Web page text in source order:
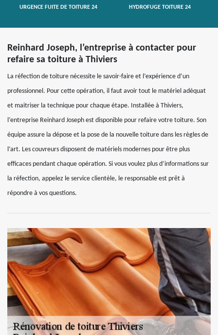
URGENCE FUITE DE TOITURE 24 HYDROFUGE TOITURE 24
Reinhard Joseph, l’entreprise à contacter pour
refaire sa toiture à Thiviers
La réfection de toiture nécessite le savoir-faire et l’expérience d’un
professionnel. Pour cette opération, il faut avoir tout le matériel adéquat
et maitriser la technique pour chaque étape. Installée à Thiviers,
l’entreprise Reinhard Joseph est disponible pour refaire votre toiture. Son
équipe assure la dépose et la pose de la nouvelle toiture dans les règles de
l’art. Les couvreurs disposent de matériels modernes pour être plus
efficaces pendant chaque opération. Si vous voulez plus d’informations sur
la réfection, appelez le service clientèle, le responsable est prêt à
répondre à vos questions.